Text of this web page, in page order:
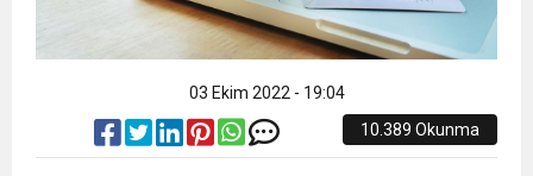
03 Ekim 2022 - 19:04
10.389 Okunma